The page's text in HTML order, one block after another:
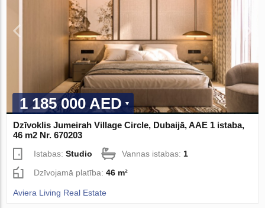
1 185 000 AED
Dzīvoklis Jumeirah Village Circle, Dubaijā, AAE 1 istaba,
46 m2 Nr. 670203
Istabas:Studio Vannas istabas: 1
Dzīvojamā platība:46 m²
Aviera Living Real Estate